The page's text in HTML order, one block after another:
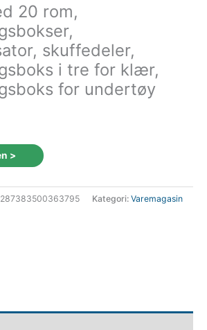
20 rom,
skuffedeler,
i tre for klær,
for undertøy
>
Kategori: Varemagasin